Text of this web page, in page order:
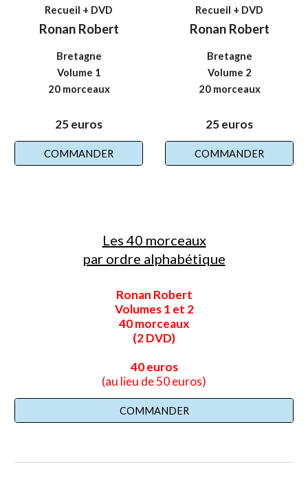
Recueil + DVD
Ronan Robert
Bretagne
Volume 1
20 morceaux
25 euros
COMMANDER
Recueil + DVD
Ronan Robert
Bretagne
Volume 2
20 morceaux
25 euros
COMMANDER
Les 40 morceaux
par ordre alphabétique
Ronan Robert
Volumes 1 et 2
40 morceaux
(2 DVD)
40 euros
(au lieu de 50 euros)
COMMANDER